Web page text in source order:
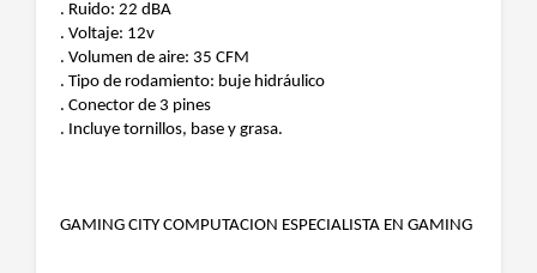
. Ruido: 22 dBA
. Voltaje: 12v
. Volumen de aire: 35 CFM
. Tipo de rodamiento: buje hidráulico
. Conector de 3 pines
. Incluye tornillos, base y grasa.
GAMING CITY COMPUTACION ESPECIALISTA EN GAMING